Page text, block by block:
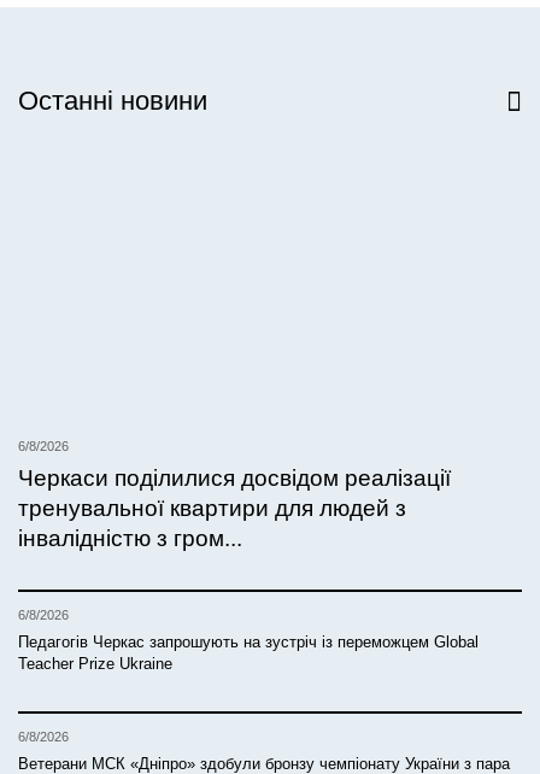
Останні новини
6/8/2026
Черкаси поділилися досвідом реалізації
тренувальної квартири для людей з
інвалідністю з гром...
6/8/2026
Педагогів Черкас запрошують на зустріч із переможцем Global
Teacher Prize Ukraine
6/8/2026
Ветерани МСК «Дніпро» здобули бронзу чемпіонату України з пара